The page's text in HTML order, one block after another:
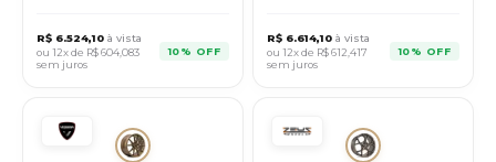
R$ 6.524,10 à vista
ou 12x de R$604,083
sem juros
10% OFF
R$ 6.614,10 à vista
ou 12x de R$612,417
sem juros
10% OFF